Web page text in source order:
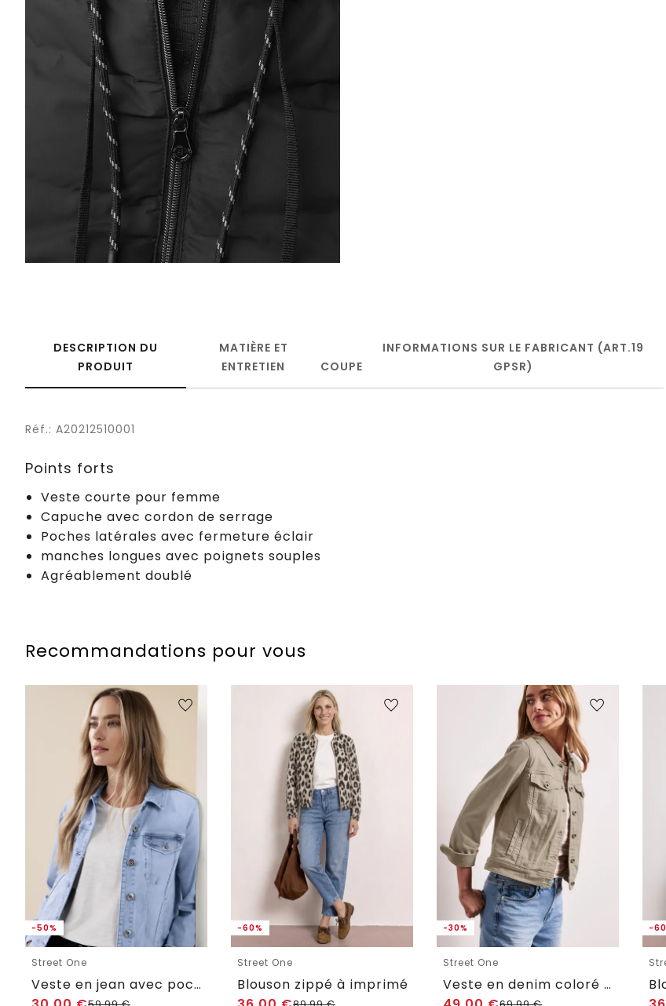
DESCRIPTION DU
PRODUIT
MATIÈRE ET
ENTRETIEN
COUPE
INFORMATIONS SUR LE FABRICANT (ART.19
GPSR)
Réf.: A20212510001
Points forts
Veste courte pour femme
Capuche avec cordon de serrage
Poches latérales avec fermeture éclair
manches longues avec poignets souples
Agréablement doublé
Recommandations pour vous
-50%
Street One
Veste en jean avec poches poitrine et boutons
-60%
Street One
Blouson zippé à imprimé
-30%
Street One
Veste en denim coloré avec poches
-